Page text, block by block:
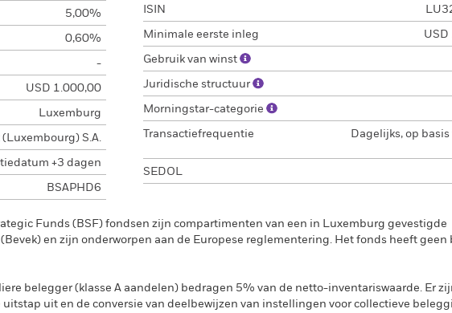
5,00%
0,60%
-
USD 1.000,00
Luxemburg
(Luxembourg) S.A.
+3 dagen
BSAPHD6
ISIN
Minimale eerste inleg
Gebruik van winst
Juridische structuur
Morningstar-categorie
Transactiefrequentie
Dagelijks, op basis
SEDOL
Funds (BSF) fondsen zijn compartimenten van een in Luxemburg gevestigde
en zijn onderworpen aan de Europese reglementering. Het fonds heeft geen
belegger (klasse A aandelen) bedragen 5% van de netto-inventariswaarde. Er
uit en de conversie van deelbewijzen van instellingen voor collectieve